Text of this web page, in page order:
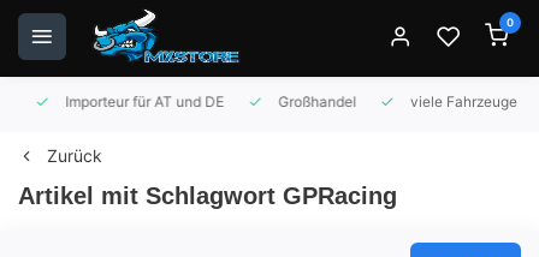
0
Importeur für AT und DE Großhandel viele Fahrzeuge auf
Zurück
Artikel mit Schlagwort GPRacing